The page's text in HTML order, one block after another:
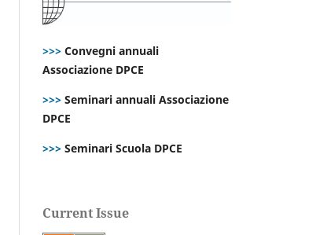
>>> Convegni annuali
Associazione DPCE
>>> Seminari annuali Associazione
DPCE
>>> Seminari Scuola DPCE
Current Issue